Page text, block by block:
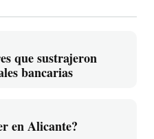
que sustrajeron
bancarias
en Alicante?